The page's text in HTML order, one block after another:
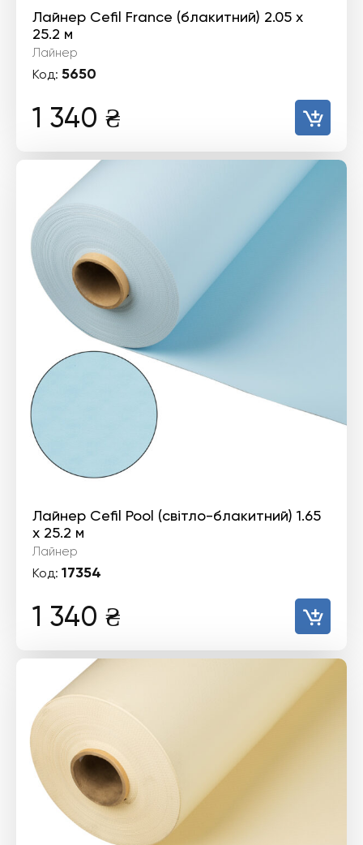
Лайнер Cefil France (блакитний) 2.05 х
25.2 м
Лайнер
Код: 5650
1 340 ₴
Лайнер Cefil Pool (світло-блакитний) 1.65
х 25.2 м
Лайнер
Код: 17354
1 340 ₴